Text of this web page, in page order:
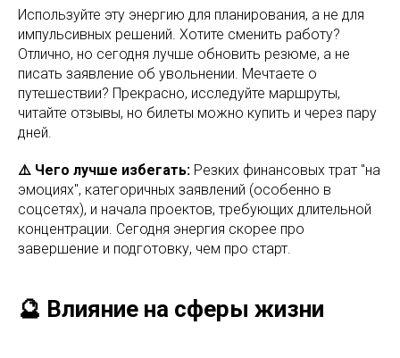
Используйте эту энергию для планирования, а не для
импульсивных решений. Хотите сменить работу?
Отлично, но сегодня лучше обновить резюме, а не
писать заявление об увольнении. Мечтаете о
путешествии? Прекрасно, исследуйте маршруты,
читайте отзывы, но билеты можно купить и через пару
дней.
⚠️ Чего лучше избегать: Резких финансовых трат "на
эмоциях", категоричных заявлений (особенно в
соцсетях), и начала проектов, требующих длительной
концентрации. Сегодня энергия скорее про
завершение и подготовку, чем про старт.
🔮 Влияние на сферы жизни